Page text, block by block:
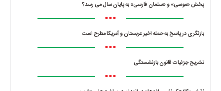
پخش «موسی» و «سلمان فارسی» به پایان سال می رسد؟
•••
بازنگری در پاسخ به حمله اخیر عربستان و آمریکا مطرح است
•••
تشریح جزئیات قانون بازنشستگی
•••